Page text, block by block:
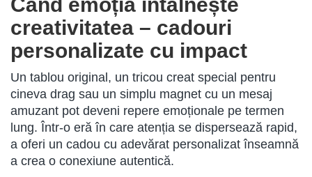
creativitatea – cadouri
personalizate cu impact
Un tablou original, un tricou creat special pentru
cineva drag sau un simplu magnet cu un mesaj
amuzant pot deveni repere emoționale pe termen
lung. Într-o eră în care atenția se dispersează rapid,
a oferi un cadou cu adevărat personalizat înseamnă
a crea o conexiune autentică.